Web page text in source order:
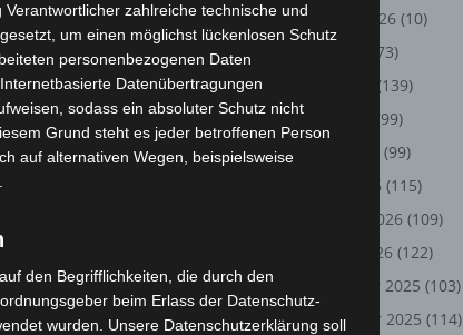
erkennen. Zudem wurde
wie Social Media
sichtbar zu
unter dem Account
rund um Künstliche
dargestellt –
August 2026 (10)
(73)
(139)
(99)
(99)
März 2026 (115)
Februar 2026 (109)
Januar 2026 (122)
Dezember 2025 (103)
November 2025 (114)
zahlreiche technische und
um einen möglichst lückenlosen Schutz
personenbezogenen Daten
Datenübertragungen
sodass ein absoluter Schutz nicht
Grund steht es jeder betroffenen Person
auf alternativen Wegen, beispielsweise
den Begrifflichkeiten, die durch den
beim Erlass der Datenschutz-
wurden. Unsere Datenschutzerklärung soll